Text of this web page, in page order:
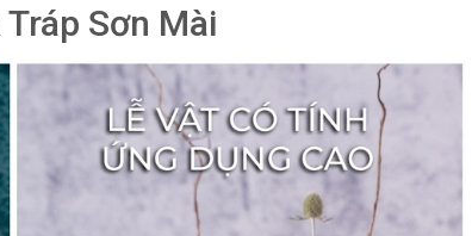
Sơn Mài